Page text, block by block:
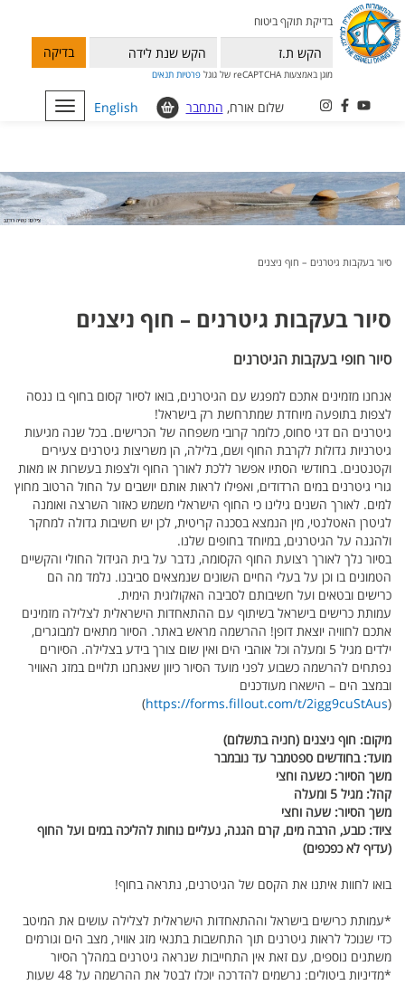
בדיקת תוקף ביטוח
בדיקה
מוגן באמצעות reCAPTCHA של גוגל פרטיות תנאים
Toggle
navigation
English שלום אורח, התחבר
סיור בעקבות גיטרנים – חוף ניצנים
סיור בעקבות גיטרנים – חוף ניצנים
סיור חופי בעקבות הגיטרנים
אנחנו מזמינים אתכם למפגש עם הגיטרנים, בואו לסיור קסום בחוף בו ננסה
לצפות בתופעה מיוחדת שמתרחשת רק בישראל!
גיטרנים הם דגי סחוס, כלומר קרובי משפחה של הכרישים. בכל שנה מגיעות
גיטרניות גדולות לקרבת החוף ושם, בלילה, הן משריצות גיטרנים צעירים
וקטנטנים. בחודשי הסתיו אפשר ללכת לאורך החוף ולצפות בעשרות או מאות
גורי גיטרנים במים הרדודים, ואפילו לראות אותם יושבים על החול הרטוב מחוץ
למים. לאורך השנים גילינו כי החוף הישראלי משמש כאזור השרצה ואומנה
לגיטרן האטלנטי, מין הנמצא בסכנה קריטית, לכן יש חשיבות גדולה למחקר
ולהגנה על הגיטרנים, במיוחד בחופים שלנו.
בסיור נלך לאורך רצועת החוף הקסומה, נדבר על בית הגידול החולי והקשיים
הטמונים בו וכן על בעלי החיים השונים שנמצאים סביבנו. נלמד מה הם
כרישים ובטאים ועל חשיבותם לסביבה האקולוגית הימית.
עמותת כרישים בישראל בשיתוף עם ההתאחדות הישראלית לצלילה מזמינים
אתכם לחוויה יוצאת דופן! ההרשמה מראש באתר. הסיור מתאים למבוגרים,
ילדים מגיל 5 ומעלה וכל אוהבי הים ואין שום צורך בידע בצלילה. הסיורים
נפתחים להרשמה כשבוע לפני מועד הסיור כיוון שאנחנו תלויים במזג האוויר
ובמצב הים – הישארו מעודכנים
(
https://forms.fillout.com/t/2igg9cuStAus
)
מיקום: חוף ניצנים (חניה בתשלום)
מועד: בחודשים ספטמבר עד נובמבר
משך הסיור: כשעה וחצי
קהל: מגיל 5 ומעלה
משך הסיור: שעה וחצי
ציוד: כובע, הרבה מים, קרם הגנה, נעליים נוחות להליכה במים ועל החוף
(עדיף לא כפכפים)
בואו לחוות איתנו את הקסם של הגיטרנים, נתראה בחוף!
*עמותת כרישים בישראל וההתאחדות הישראלית לצלילה עושים את המיטב
כדי שנוכל לראות גיטרנים תוך התחשבות בתנאי מזג אוויר, מצב הים וגורמים
משתנים נוספים, עם זאת אין התחייבות שנראה גיטרנים במהלך הסיור
*מדיניות ביטולים: נרשמים להדרכה יוכלו לבטל את ההרשמה על 48 שעות